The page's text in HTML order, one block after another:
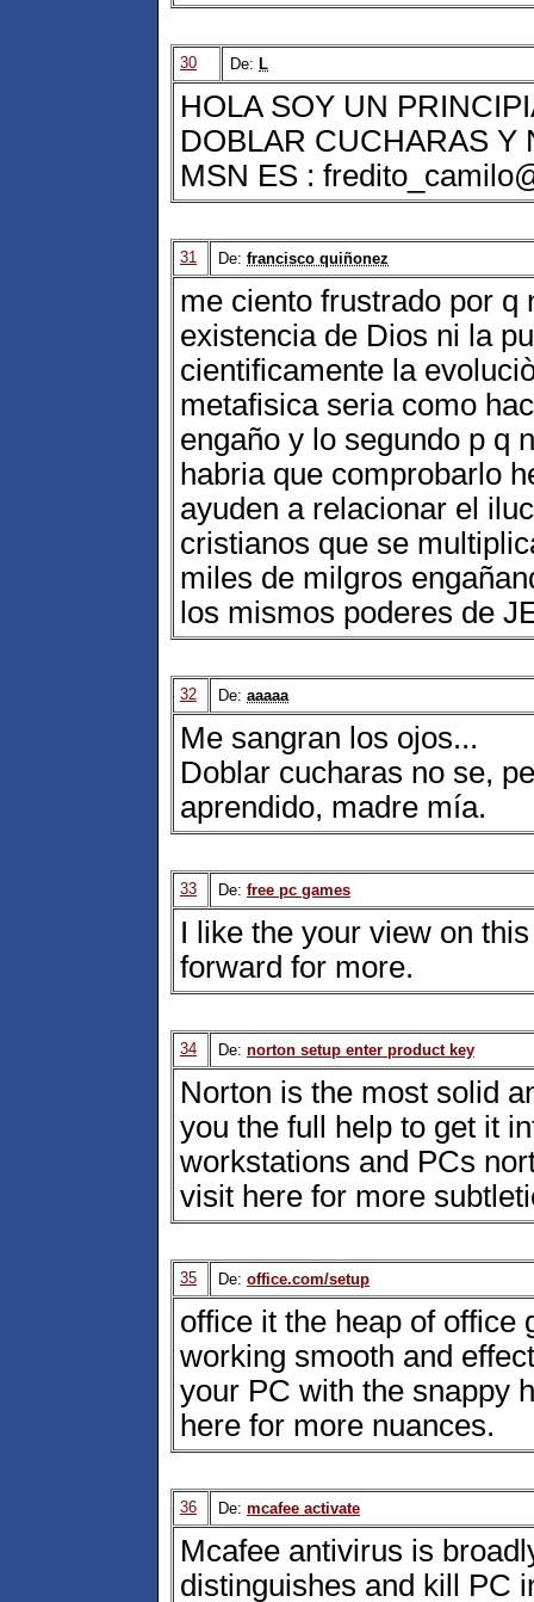
30 De: L
HOLA SOY UN
DOBLAR CUCHARAS Y
MSN ES :
31 De: francisco quiñonez
me ciento frustrado por q
existencia de Dios ni la
cientificamente la
metafisica seria como
engaño y lo segundo p q
habria que comprobarlo
ayuden a relacionar el
cristianos que se
miles de milgros
los mismos poderes de
32 De: aaaaa
Me sangran los ojos...
Doblar cucharas no se,
aprendido, madre mía.
33 De: free pc games
I like the your view on
forward for more.
34 De: norton setup enter product key
Norton is the most solid
you the full help to get it
workstations and PCs
visit here for more
35 De: office.com/setup
office it the heap of office
working smooth and
your PC with the snappy
here for more nuances.
36 De: mcafee activate
Mcafee antivirus is
distinguishes and kill PC